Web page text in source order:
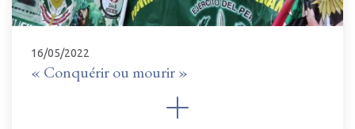
16/05/2022
« Conquérir ou mourir »